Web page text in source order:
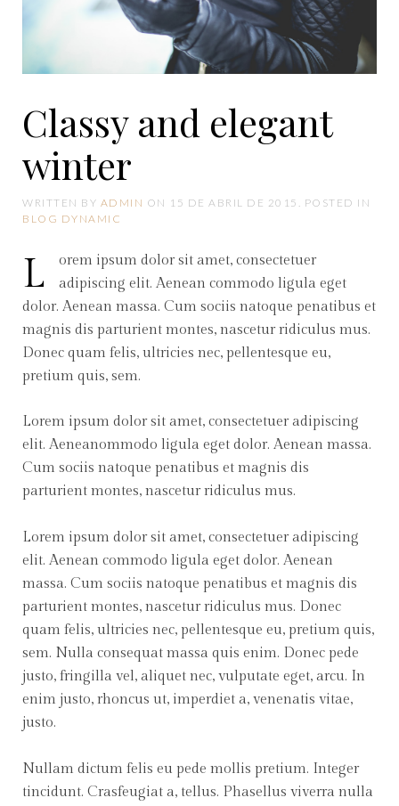
Classy and elegant
winter
WRITTEN BY ADMIN ON 15 DE ABRIL DE 2015 . POSTED IN
BLOG DYNAMIC
Lorem ipsum dolor sit amet, consectetuer
adipiscing elit. Aenean commodo ligula eget
dolor. Aenean massa. Cum sociis natoque penatibus et
magnis dis parturient montes, nascetur ridiculus mus.
Donec quam felis, ultricies nec, pellentesque eu,
pretium quis, sem.
Lorem ipsum dolor sit amet, consectetuer adipiscing
elit. Aeneanommodo ligula eget dolor. Aenean massa.
Cum sociis natoque penatibus et magnis dis
parturient montes, nascetur ridiculus mus.
Lorem ipsum dolor sit amet, consectetuer adipiscing
elit. Aenean commodo ligula eget dolor. Aenean
massa. Cum sociis natoque penatibus et magnis dis
parturient montes, nascetur ridiculus mus. Donec
quam felis, ultricies nec, pellentesque eu, pretium quis,
sem. Nulla consequat massa quis enim. Donec pede
justo, fringilla vel, aliquet nec, vulputate eget, arcu. In
enim justo, rhoncus ut, imperdiet a, venenatis vitae,
justo.
Nullam dictum felis eu pede mollis pretium. Integer
tincidunt. Crasfeugiat a, tellus. Phasellus viverra nulla